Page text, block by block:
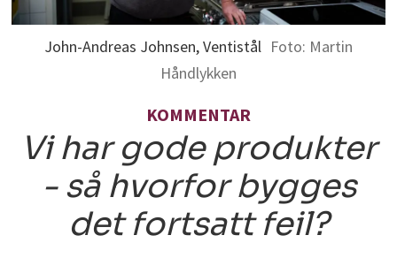
John-Andreas Johnsen, Ventistål Foto: Martin
Håndlykken
KOMMENTAR
Vi har gode produkter
- så hvorfor bygges
det fortsatt feil?